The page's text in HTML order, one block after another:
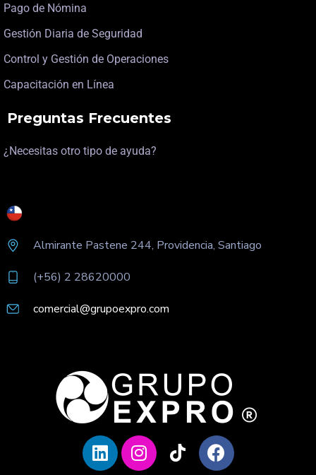
Pago de Nómina
Gestión Diaria de Seguridad
Control y Gestión de Operaciones
Capacitación en Línea
Preguntas Frecuentes
¿Necesitas otro tipo de ayuda?
Almirante Pastene 244, Providencia, Santiago
(+56) 2 28620000
comercial@grupoexpro.com